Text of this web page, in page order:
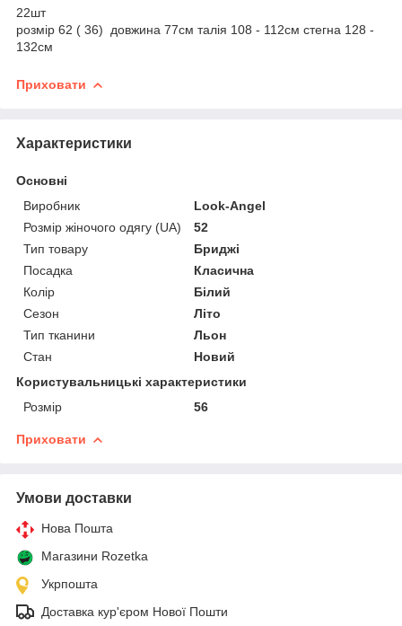
22шт
розмір 62 ( 36) довжина 77см талія 108 - 112см стегна 128 -
132см
Приховати
Характеристики
Основні
Виробник
Look-Angel
Розмір жіночого одягу (UA)
52
Тип товару
Бриджі
Посадка
Класична
Колір
Білий
Сезон
Літо
Тип тканини
Льон
Стан
Новий
Користувальницькі характеристики
Розмір
56
Приховати
Умови доставки
Нова Пошта
Магазини Rozetka
Укрпошта
Доставка кур'єром Нової Пошти